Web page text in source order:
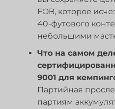
FOB, которое
40-футового
небольшими
Что на самом
9001 для
Партийная
партиям